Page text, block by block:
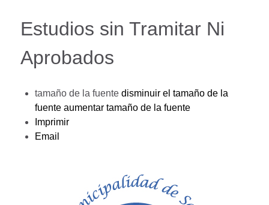
Estudios sin Tramitar Ni
Aprobados
tamaño de la fuente disminuir el tamaño de la
fuente aumentar tamaño de la fuente
Imprimir
Email